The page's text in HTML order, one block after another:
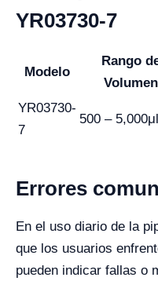
YR03730-7
Modelo
Rango
Volumen
YR03730-
7
500 – 5,000μl
Errores
En el uso diario de la
que los usuarios
pueden indicar fallas o